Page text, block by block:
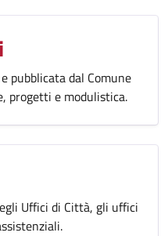
pubblicata dal Comune
progetti e modulistica.
Uffici di Città, gli uffici